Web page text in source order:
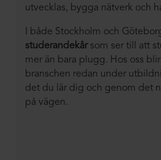
utvecklas, bygga nätverk och
I både Stockholm och
studerandekårsom ser till att
mer än bara plugg. Hos oss
branschen redan under
det du lär dig och genom det
på vägen.